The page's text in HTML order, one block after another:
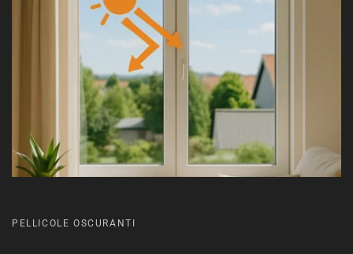
PELLICOLE OSCURANTI